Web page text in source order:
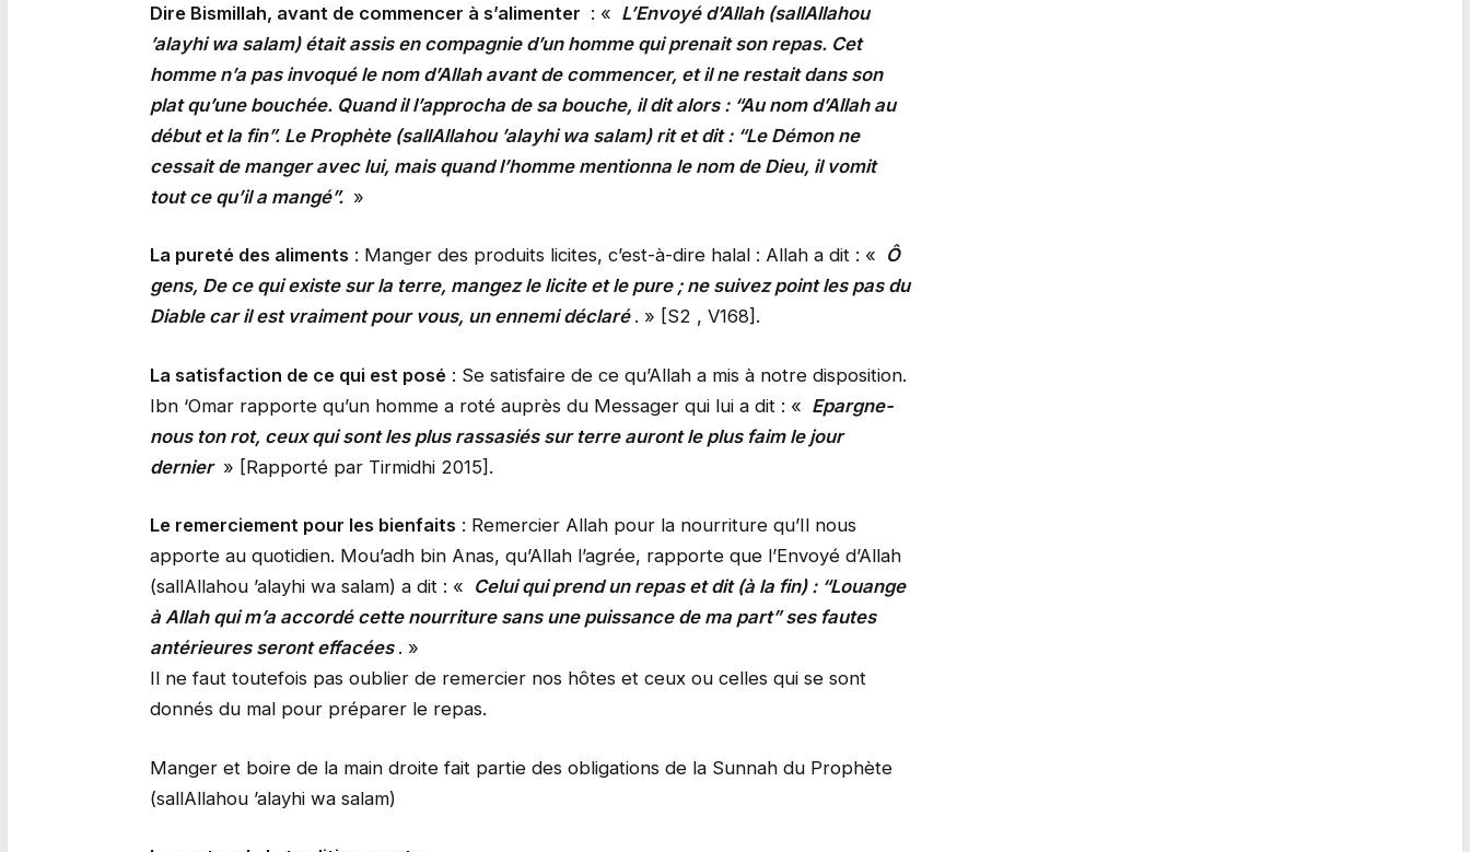
Dire Bismillah, avant de commencer à s’alimenter : « L’Envoyé d’Allah (sallAllahou
’alayhi wa salam) était assis en compagnie d’un homme qui prenait son repas. Cet
homme n’a pas invoqué le nom d’Allah avant de commencer, et il ne restait dans son
plat qu’une bouchée. Quand il l’approcha de sa bouche, il dit alors : “Au nom d’Allah au
début et la fin”. Le Prophète (sallAllahou ’alayhi wa salam) rit et dit : “Le Démon ne
cessait de manger avec lui, mais quand l’homme mentionna le nom de Dieu, il vomit
tout ce qu’il a mangé”. »
La pureté des aliments : Manger des produits licites, c’est-à-dire halal : Allah a dit : « Ô
gens, De ce qui existe sur la terre, mangez le licite et le pure ; ne suivez point les pas du
Diable car il est vraiment pour vous, un ennemi déclaré . » [S2 , V168].
La satisfaction de ce qui est posé: Se satisfaire de ce qu’Allah a mis à notre disposition.
Ibn ‘Omar rapporte qu’un homme a roté auprès du Messager qui lui a dit : « Epargne-
nous ton rot, ceux qui sont les plus rassasiés sur terre auront le plus faim le jour
dernier » [Rapporté par Tirmidhi 2015].
Le remerciement pour les bienfaits : Remercier Allah pour la nourriture qu’Il nous
apporte au quotidien. Mou’adh bin Anas, qu’Allah l’agrée, rapporte que l’Envoyé d’Allah
(sallAllahou ’alayhi wa salam) a dit : « Celui qui prend un repas et dit (à la fin) : “Louange
à Allah qui m’a accordé cette nourriture sans une puissance de ma part” ses fautes
antérieures seront effacées . »
Il ne faut toutefois pas oublier de remercier nos hôtes et ceux ou celles qui se sont
donnés du mal pour préparer le repas.
Manger et boire de la main droite fait partie des obligations de la Sunnah du Prophète
(sallAllahou ’alayhi wa salam)